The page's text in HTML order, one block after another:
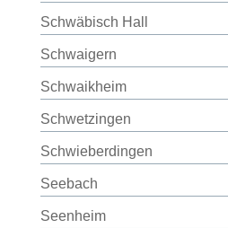
Schwäbisch Hall
Schwaigern
Schwaikheim
Schwetzingen
Schwieberdingen
Seebach
Seenheim